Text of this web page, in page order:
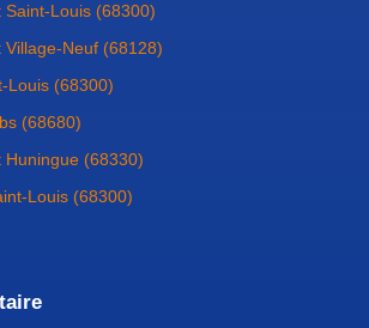
Louis (68300)
Neuf (68128)
Louis (68300)
(68680)
(68330)
Louis (68300)